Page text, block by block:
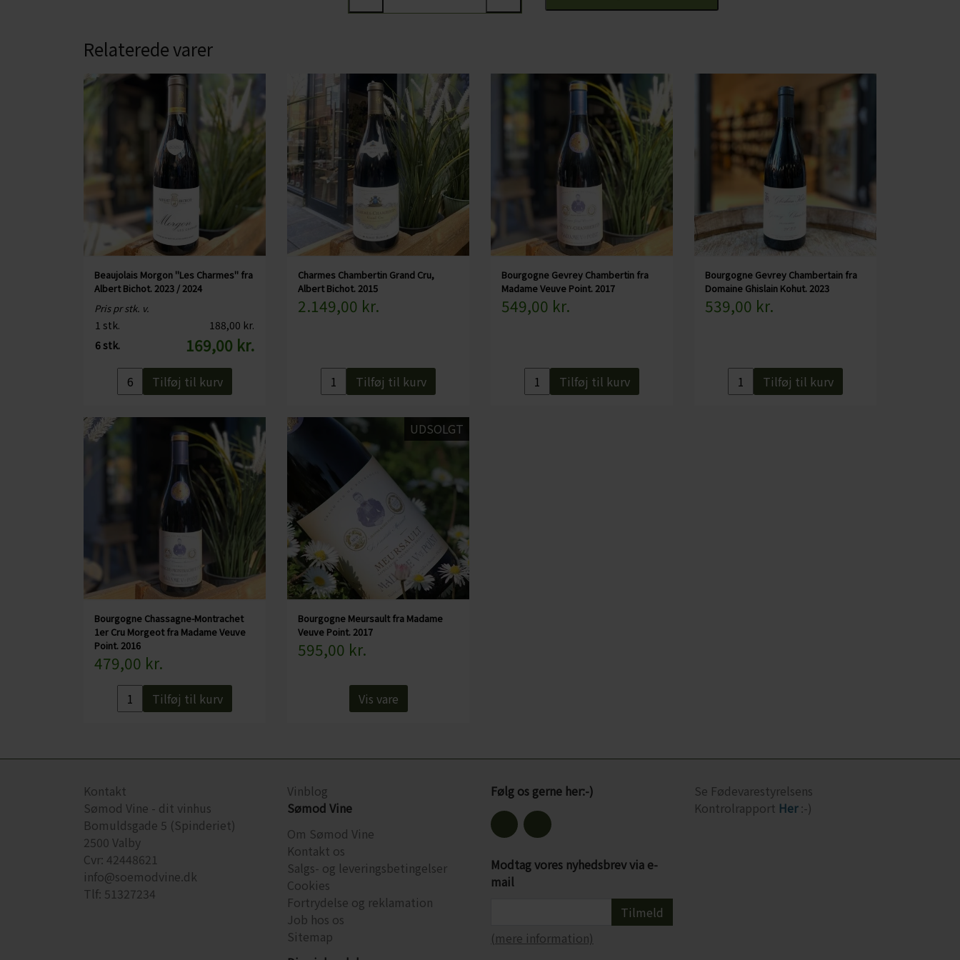
PINOT NOIR
SCHIOPPETINO
JUL OG GLØGG
Lagringen af husets Vosne-Romanée "Aux Communes" foregår på franske fade i 16 måneder - 30% er
Seguin-Manuels Vosne-Romanée byder på en dejlig intens, kompleks og elegant duft af både
skovjordbær, mørke og røde kirsebær, skovbund og lidt blomstrede noter samt krydderier. De samme
noter går igen i smagen kombineret med en dejlig saftighed, runde og bløde tanniner samt en lang
eftersmag.
Serveringsforslag:
Du kan fx servere denne Bourgogne til vildt, svampebaserede retter samt til kraftige oste. Må gerne få lidt
luft inden servering.
Land: Frankrig
Område: Bourgogne, Côte de Nuits
Serveres ved: 15-18 grader
Økologisk: Nej
Relaterede varer
Beaujolais Morgon "Les Charmes" fra
Albert Bichot. 2023 / 2024
Pris pr stk. v.
1 stk.
188,00 kr.
6 stk.
169,00 kr.
Tilføj til kurv
Charmes Chambertin Grand Cru,
Albert Bichot. 2015
2.149,00 kr.
Tilføj til kurv
Bourgogne Gevrey Chambertin fra
Madame Veuve Point. 2017
549,00 kr.
Tilføj til kurv
Bourgogne Gevrey Chambertain fra
Domaine Ghislain Kohut. 2023
539,00 kr.
Tilføj til kurv
Bourgogne Chassagne-Montrachet
1er Cru Morgeot fra Madame Veuve
Point. 2016
479,00 kr.
Tilføj til kurv
UDSOLGT
Bourgogne Meursault fra Madame
Veuve Point. 2017
595,00 kr.
Vis vare
Kontakt
Sømod Vine - dit vinhus
Bomuldsgade 5 (Spinderiet)
2500 Valby
Cvr: 42448621
info@soemodvine.dk
Tlf: 51327234
Vinblog
Sømod Vine
Om Sømod Vine
Kontakt os
Salgs- og leveringsbetingelser
Cookies
Fortrydelse og reklamation
Job hos os
Sitemap
Følg os gerne her:-)
Modtag vores nyhedsbrev via e-
mail
Tilmeld
(mere information)
Se Fødevarestyrelsens
Kontrolrapport Her:-)